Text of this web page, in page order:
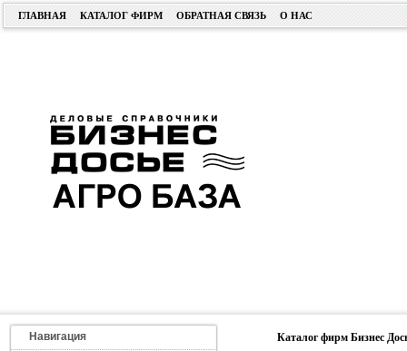
ГЛАВНАЯ КАТАЛОГ ФИРМ ОБРАТНАЯ СВЯЗЬ О НАС
Навигация
Каталог фирм Бизнес